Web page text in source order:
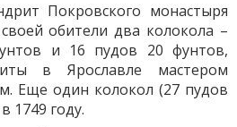
Покровского монастыря
обители два колокола –
и 16 пудов 20 фунтов,
в Ярославле мастером
Еще один колокол (27 пудов
1749 году.